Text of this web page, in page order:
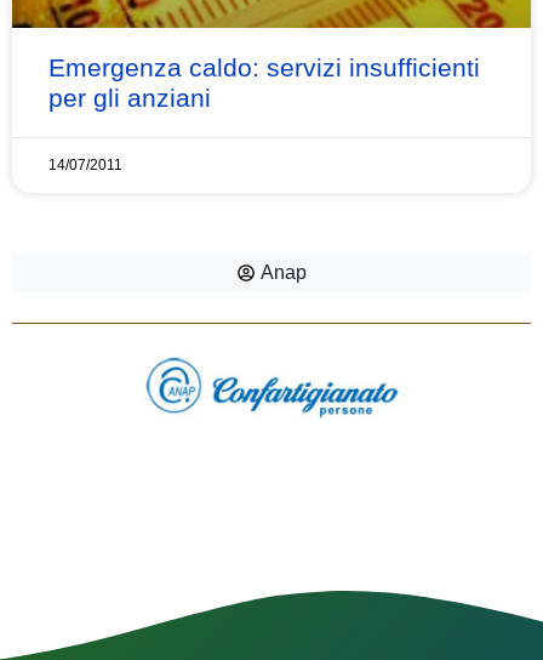
Emergenza caldo: servizi insufficienti
per gli anziani
14/07/2011
Anap